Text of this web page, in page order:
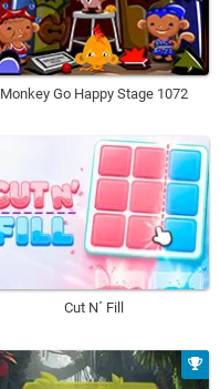
Monkey Go Happy Stage 1072
Cut N´ Fill